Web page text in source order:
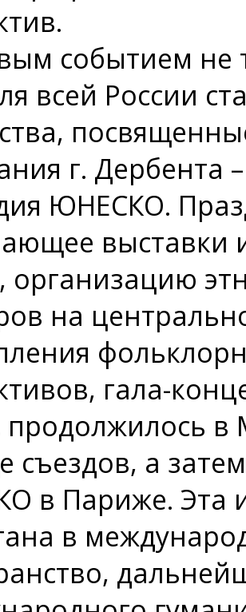
событием не
всей России
г. Дербента
ЮНЕСКО.
выставки
организацию
на
гала-
продолжилось в
съездов, а
в Париже. Эта
в